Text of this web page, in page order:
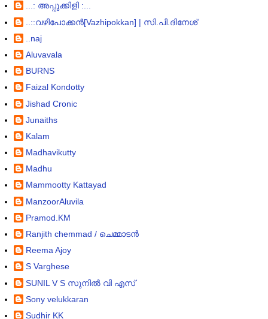
...: അപ്പുക്കിളി :...
..::വഴിപോക്കന്‍[Vazhipokkan] | സി.പി.ദിനേശ്
..naj
Aluvavala
BURNS
Faizal Kondotty
Jishad Cronic
Junaiths
Kalam
Madhavikutty
Madhu
Mammootty Kattayad
ManzoorAluvila
Pramod.KM
Ranjith chemmad / ചെമ്മാടൻ
Reema Ajoy
S Varghese
SUNIL V S സുനിൽ വി എസ്‌
Sony velukkaran
Sudhir KK